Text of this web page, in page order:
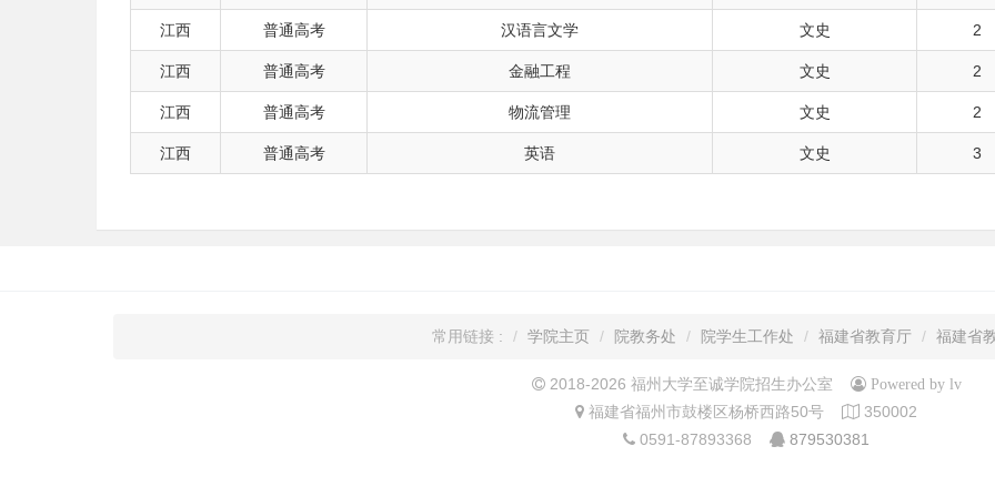
江西 普通高考 汉语言文学 文史 2
江西 普通高考 金融工程 文史 2
江西 普通高考 物流管理 文史 2
江西 普通高考 英语 文史 3
常用链接 : 学院主页 院教务处 院学生工作处 福建省教育厅 福建省
2018-2026 福州大学至诚学院招生办公室 Powered by lv
福建省福州市鼓楼区杨桥西路50号
350002
0591-87893368
879530381